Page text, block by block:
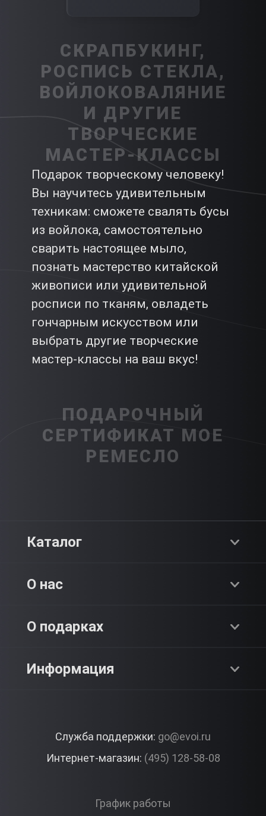
СКРАПБУКИНГ,
РОСПИСЬ СТЕКЛА,
ВОЙЛОКОВАЛЯНИЕ
И ДРУГИЕ
ТВОРЧЕСКИЕ
МАСТЕР-КЛАССЫ
Подарок творческому человеку!
Вы научитесь удивительным
техникам: сможете свалять бусы
из войлока, самостоятельно
сварить настоящее мыло,
познать мастерство китайской
живописи или удивительной
росписи по тканям, овладеть
гончарным искусством или
выбрать другие творческие
мастер-классы на ваш вкус!
ПОДАРОЧНЫЙ
СЕРТИФИКАТ МОЕ
РЕМЕСЛО
Каталог
Premium
О нас
О компании
Контакты
О подарках
Как это работает?
Вопросы и ответы
Информация
Корпоративные подарки
Служба поддержки: go@evoi.ru
Интернет-магазин: (495) 128-58-08
График работы